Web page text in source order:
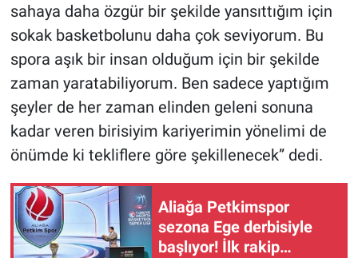
sahaya daha özgür bir şekilde yansıttığım için
sokak basketbolunu daha çok seviyorum. Bu
spora aşık bir insan olduğum için bir şekilde
zaman yaratabiliyorum. Ben sadece yaptığım
şeyler de her zaman elinden geleni sonuna
kadar veren birisiyim kariyerimin yönelimi de
önümde ki tekliflere göre şekillenecek” dedi.
Aliağa Petkimspor
sezona Ege derbisiyle
başlıyor! İlk rakip